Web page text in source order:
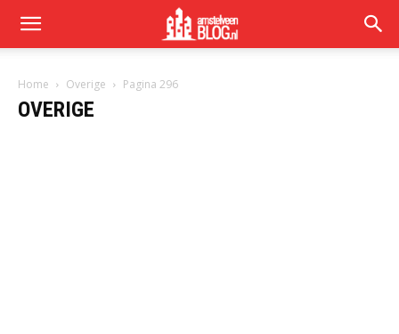
Home Overige Pagina 296
OVERIGE